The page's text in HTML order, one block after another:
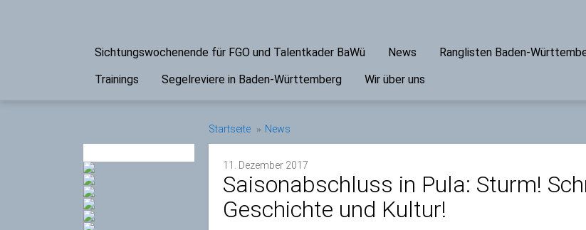
Sichtungswochenende für FGO und Talentkader BaWü News Ranglisten Baden-
Trainings
Segelreviere in Baden-Württemberg Wir über uns
Startseite News
11. Dezember 2017
Saisonabschluss in Pula: Sturm!
Geschichte und Kultur!